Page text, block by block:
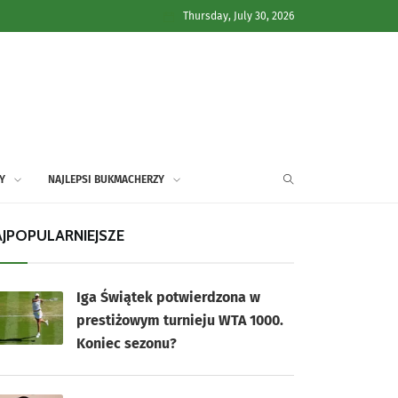
Thursday, July 30, 2026
NAJLEPSI BUKMACHERZY
Iga Świątek potwierdzona w
prestiżowym turnieju WTA 1000.
Koniec sezonu?